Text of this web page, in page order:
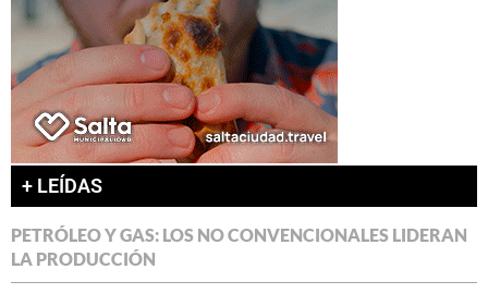
+ LEÍDAS
PETRÓLEO Y GAS: LOS NO CONVENCIONALES LIDERAN
LA PRODUCCIÓN